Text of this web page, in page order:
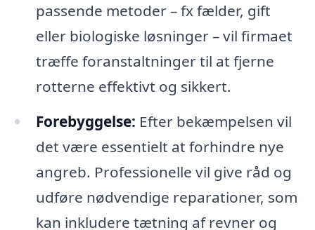
passende metoder – fx fælder, gift
eller biologiske løsninger – vil firmaet
træffe foranstaltninger til at fjerne
rotterne effektivt og sikkert.
Forebyggelse: Efter bekæmpelsen vil
det være essentielt at forhindre nye
angreb. Professionelle vil give råd og
udføre nødvendige reparationer, som
kan inkludere tætning af revner og